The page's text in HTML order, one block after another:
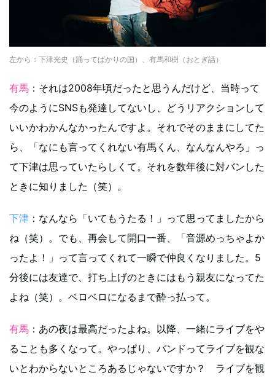
左から：下津光史（踊ってばかりの国）、有馬和樹（おとぎ話）
有馬 ：それは2008年頃だったと思うんだけど、当時って
今のようにSNSも発達してないし、どうリアクションして
いいかわかんなかったんですよ。それでそのままにしてた
ら、「なにも言ってくれない有馬くん、なんなんやろ」っ
て下津は思っていたらしくて。それを数年後に対バンした
ときに知りました（笑）。
下津 ：なんなら「いてもうたる！」って思ってましたから
ね（笑）。でも、再会して開口一番、「音源めっちゃよか
ったよ！」って言ってくれて一瞬で仲良くなりました。5
分後には友達で、打ち上げのときにはもう親友になってた
よね（笑）。ベロベロになるまで酔っ払って。
有馬 ：あの夜は最高だったよね。以降、一緒にライブをや
ることも多くなって。やっぱり、バンドってライブを観な
いとわからないところあるじゃないですか？ ライブを観